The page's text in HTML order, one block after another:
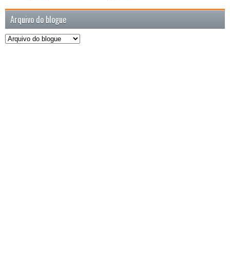
Arquivo do blogue